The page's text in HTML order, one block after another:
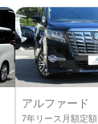
アルファード
7年リース月額定額